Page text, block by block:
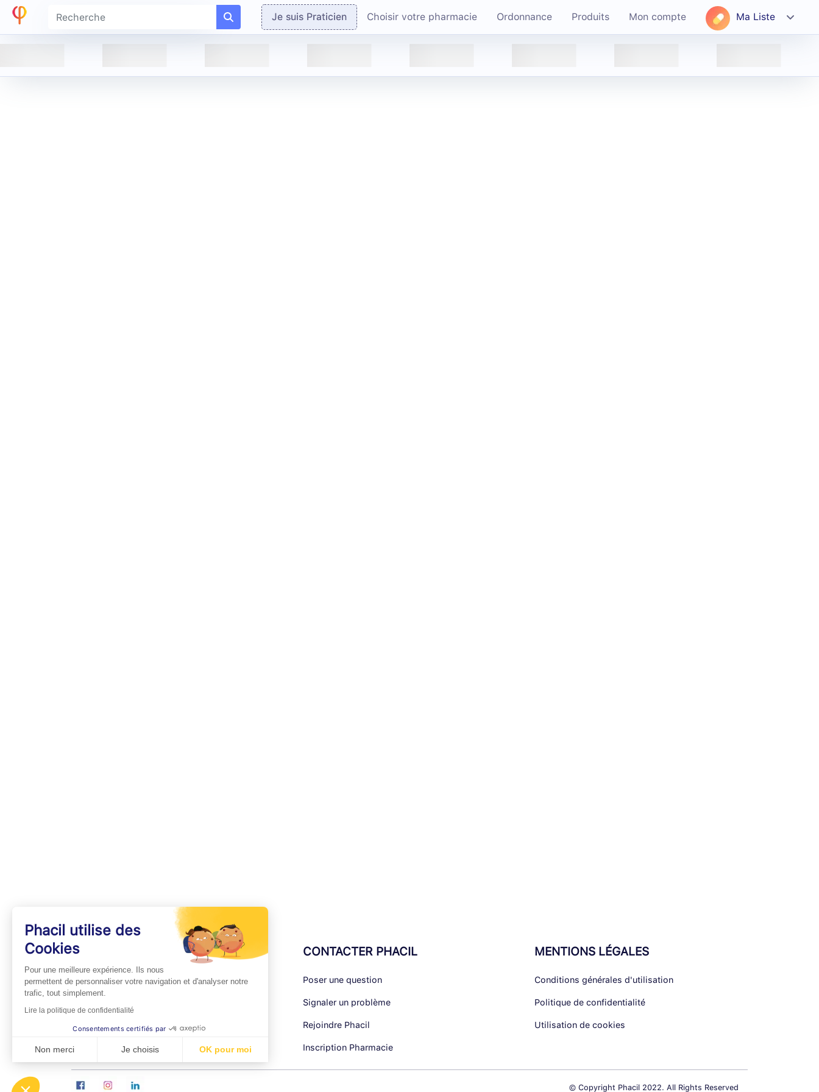
Je suis Praticien Choisir votre pharmacie Ordonnance Produits Mon compte Ma Liste
INFOS PRATIQUES
Professionnels de Santé
Espace Pharmaciens
Foire aux questions
CONTACTER PHACIL
Poser une question
Signaler un problème
Rejoindre Phacil
Inscription Pharmacie
MENTIONS LÉGALES
Conditions générales d'utilisation
Politique de confidentialité
Utilisation de cookies
© Copyright Phacil 2022. All Rights Reserved
Phacil utilise des
Cookies
Pour une meilleure expérience. Ils nous
permettent de personnaliser votre navigation et d'analyser notre
trafic, tout simplement.
Lire la politique de confidentialité
Consentements certifiés par
Non merci Je choisis OK pour moi
Axeptio consent
Plateforme de Gestion du Consentement : Personnalisez vos Options